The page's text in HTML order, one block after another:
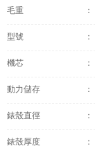
毛重 ：
型號 ：
機芯 ：
動力儲存 ：
錶殼直徑 ：
錶殼厚度 ：